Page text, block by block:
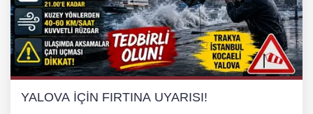
YALOVA İÇİN FIRTINA UYARISI!